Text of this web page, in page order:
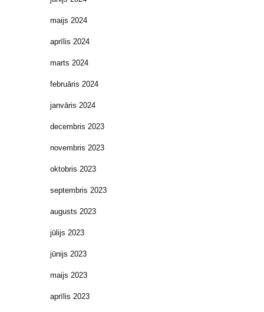
maijs 2024
aprīlis 2024
marts 2024
februāris 2024
janvāris 2024
decembris 2023
novembris 2023
oktobris 2023
septembris 2023
augusts 2023
jūlijs 2023
jūnijs 2023
maijs 2023
aprīlis 2023